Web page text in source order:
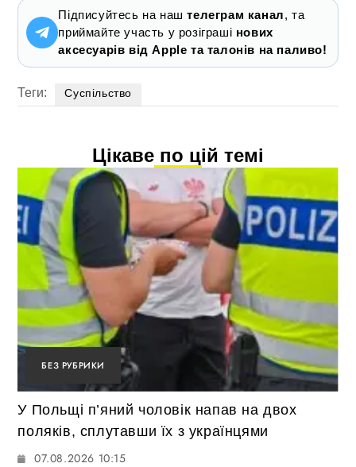
Підписуйтесь на наштелеграм канал, та
приймайте участь у розіграші нових
аксесуарів від Apple та талонів на паливо!
Теги: Суспільство
Цікаве по цій темі
БЕЗ РУБРИКИ
У Польщі п’яний чоловік напав на двох
поляків, сплутавши їх з українцями
07.08.2026 10:15